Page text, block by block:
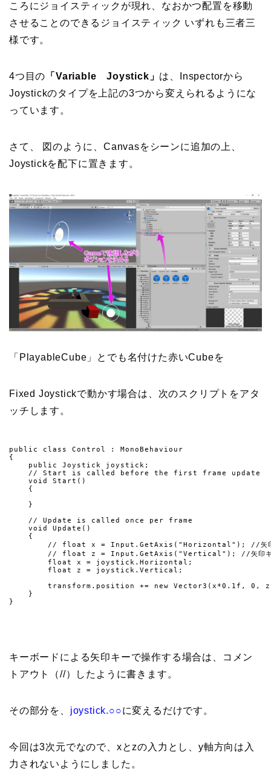
ころにジョイスティックが現れ、なおかつ配置を移動
させることのできるジョイスティック いずれも三者三
様です。
4つ目の 「Variable Joystick」 は、Inspectorから
Joystickのタイプを上記の3つから変えられるようにな
っています。
さて、 図のように、Canvasをシーンに追加の上、
Joystickを配下に置きます。
「PlayableCube」とでも名付けた赤いCubeを
Fixed Joystickで動かす場合は、次のスクリプトをアタ
ッチします。
public class Control : MonoBehaviour
{
    public Joystick joystick;
    // Start is called before the first frame update
    void Start()
    {
    }
    // Update is called once per frame
    void Update()
    {
// float x = Input.GetAxis("Horizontal"); //矢印キ
// float z = Input.GetAxis("Vertical"); //矢印キー
        float x = joystick.Horizontal;
        float z = joystick.Vertical;
transform.position += new Vector3(x*0.1f, 0,
    }
キーボードによる矢印キーで操作する場合は、コメン
トアウト（//）したように書きます。
その部分を、 joystick.○○に変えるだけです。
今回は3次元でなので、xとzの入力とし、y軸方向は入
力されないようにしました。